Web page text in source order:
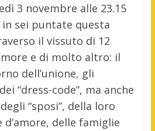
3 novembre alle 23.15
in sei puntate questa
il vissuto di 12
e di molto altro: il
dell’unione, gli
“dress-code”, ma anche
“sposi”, della loro
delle famiglie